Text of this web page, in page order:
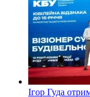
Ігор Гуда